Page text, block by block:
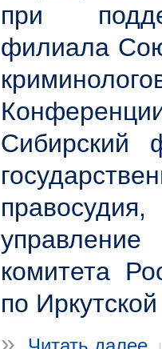
при
филиала
Сибирский
комитета
по